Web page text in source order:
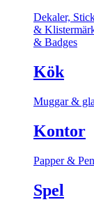
Dekaler,
&
& Badges
Kök
Muggar &
Kontor
Papper &
Spel